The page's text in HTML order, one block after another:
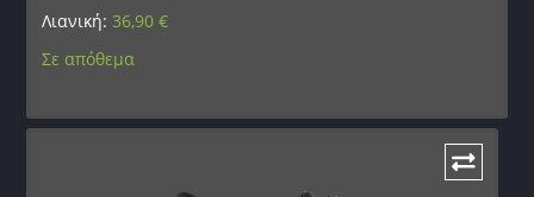
Λιανική: 36,90€
Σε απόθεμα